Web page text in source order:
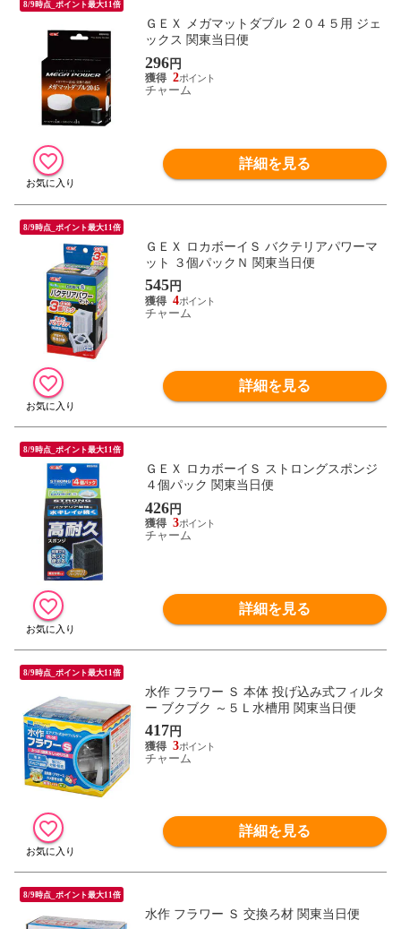
8/9時点_ポイント最大11倍
ＧＥＸ メガマットダブル ２０４５用 ジェ
ックス 関東当日便
296円
2
チャーム
詳細を見る
8/9時点_ポイント最大11倍
ＧＥＸ ロカボーイＳ バクテリアパワーマ
ット ３個パックＮ 関東当日便
545円
4
チャーム
詳細を見る
8/9時点_ポイント最大11倍
ＧＥＸ ロカボーイＳ ストロングスポンジ
４個パック 関東当日便
426円
3
チャーム
詳細を見る
8/9時点_ポイント最大11倍
水作 フラワー Ｓ 本体 投げ込み式フィルタ
ー ブクブク ～５Ｌ水槽用 関東当日便
417 円
3
チャーム
詳細を見る
8/9時点_ポイント最大11倍
水作 フラワー Ｓ 交換ろ材 関東当日便